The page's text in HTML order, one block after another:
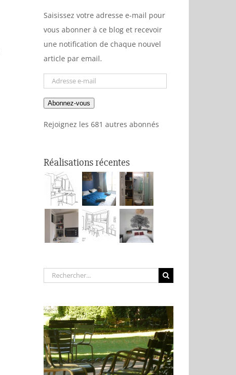
Saisissez votre adresse e-mail pour
vous abonner à ce blog et recevoir
une notification de chaque nouvel
article par email.
Adresse
mail
Abonnez-vous
Rejoignez les 681 autres abonnés
Réalisations récentes
Rechercher: